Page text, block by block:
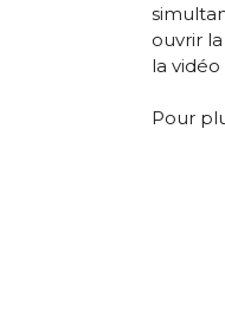
ouvrir
la
Pour